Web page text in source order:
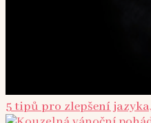
5 tipů pro zlepšení